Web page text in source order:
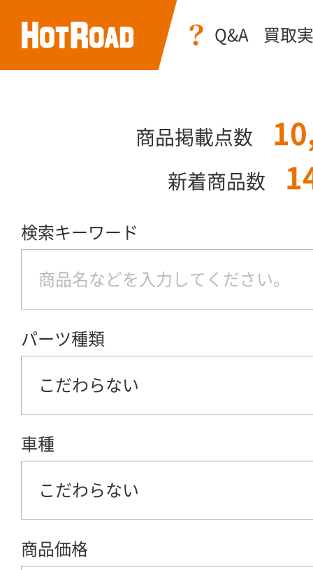
Q&A 買取
商品掲載点数
新着商品数
検索キーワード
パーツ種類
こだわらない
車種
こだわらない
商品価格